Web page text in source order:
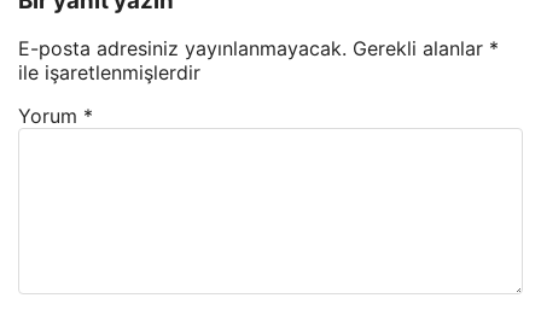
E-posta adresiniz yayınlanmayacak. Gerekli alanlar *
ile işaretlenmişlerdir
Yorum *